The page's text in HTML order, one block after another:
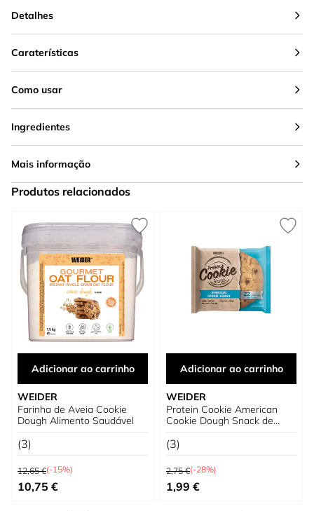
Detalhes
Caraterísticas
Como usar
Ingredientes
Mais informação
Produtos relacionados
Adicionar ao carrinho
WEIDER
Farinha de Aveia Cookie
Dough Alimento Saudável
(3)
Preço Normal
12,65 €(-15%)
Preço Especial
10,75 €
Adicionar ao carrinho
WEIDER
Protein Cookie American
Cookie Dough Snack de
proteínas
(3)
Preço Normal
2,75 €(-28%)
Preço Especial
1,99 €